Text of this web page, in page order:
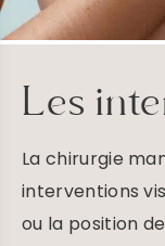
Les
La chirurgie
interventions
ou la position